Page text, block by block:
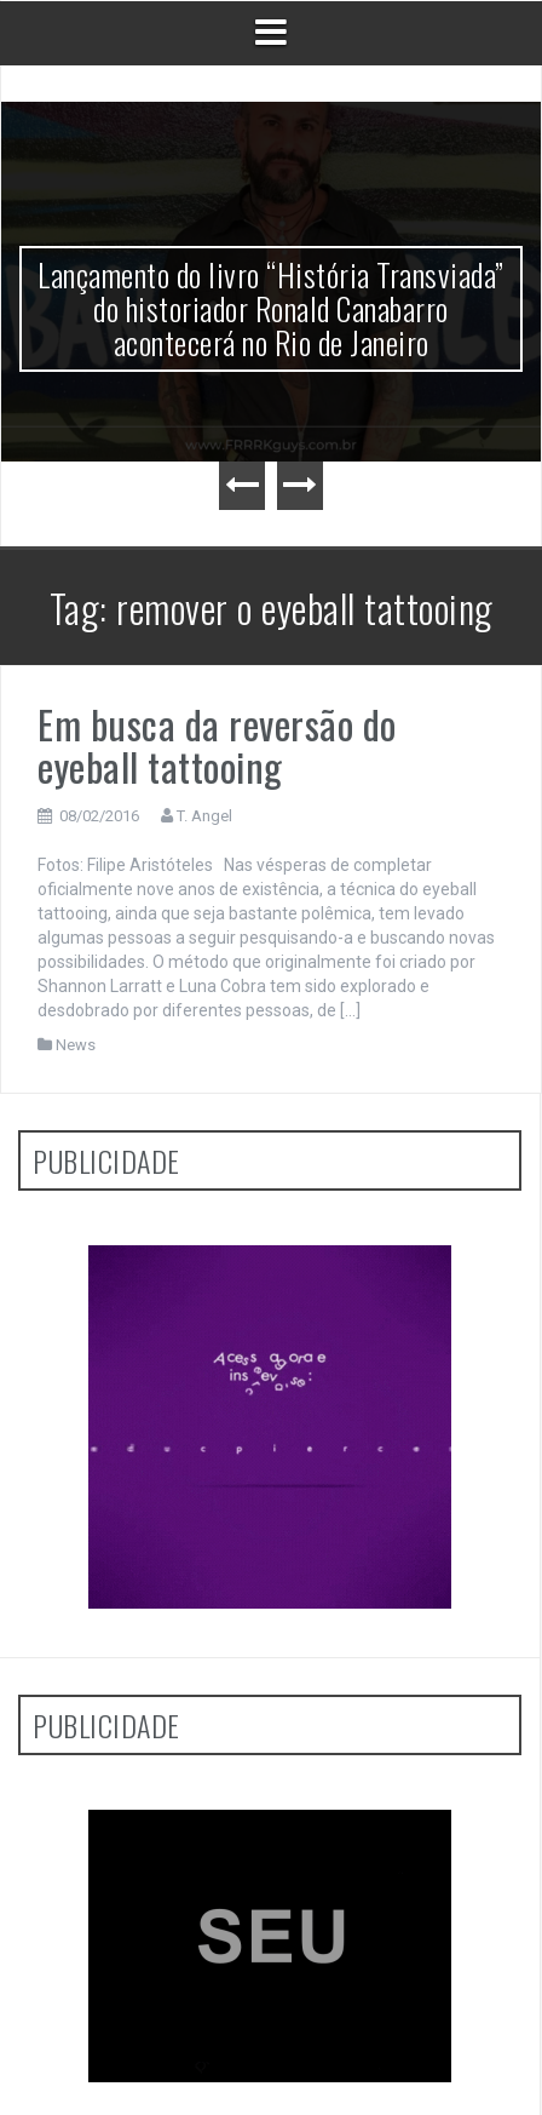
Lançamento do livro “História Transviada”
do historiador Ronald Canabarro
acontecerá no Rio de Janeiro
Tag: remover o eyeball tattooing
Em busca da reversão do
eyeball tattooing
08/02/2016 T. Angel
Fotos: Filipe Aristóteles Nas vésperas de completar
oficialmente nove anos de existência, a técnica do eyeball
tattooing, ainda que seja bastante polêmica, tem levado
algumas pessoas a seguir pesquisando-a e buscando novas
possibilidades. O método que originalmente foi criado por
Shannon Larratt e Luna Cobra tem sido explorado e
desdobrado por diferentes pessoas, de […]
News
PUBLICIDADE
PUBLICIDADE